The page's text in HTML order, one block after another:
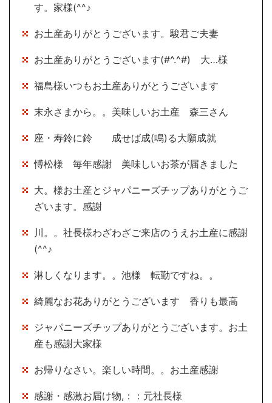
す。家様(^^♪
お土産ありがとうございます。駿君ご夫妻
お土産ありがとうございます(#^.^#) 大…様
福島様いつもお土産ありがとうございます
末永さまから。。美味しいお土産 森三さん
座・寿鈴に鈴 成せば成(鳴)る大願成就
愽松様 毎年感謝 美味しいお茶が届きました
大。様お土産とジャパニーズチップありがとうご
ざいます。感謝
川。。社長様わざわざご来店のうえお土産に感謝
(^^♪
淋しくなります。。池様 転勤ですね。。
綺麗なお花ありがとうございます 香りも最高
ジャパニーズチップありがとうございます。お土
産も感謝大家様
お帰りなさい。楽しい時間。。お土産感謝
感謝・感激お届け物,：：元社長様